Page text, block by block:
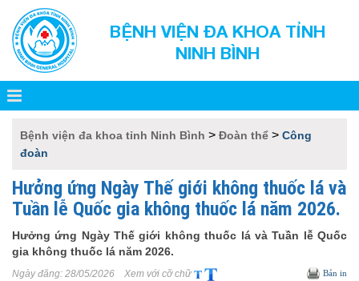
BỆNH VIỆN ĐA KHOA TỈNH
NINH BÌNH
Bệnh viện đa khoa tỉnh Ninh Bình > Đoàn thể > Công
đoàn
Hưởng ứng Ngày Thế giới không thuốc lá và
Tuần lễ Quốc gia không thuốc lá năm 2026.
Hưởng ứng Ngày Thế giới không thuốc lá và Tuần lễ Quốc
gia không thuốc lá năm 2026.
Ngày đăng: 28/05/2026 Xem với cỡ chữ Bản in